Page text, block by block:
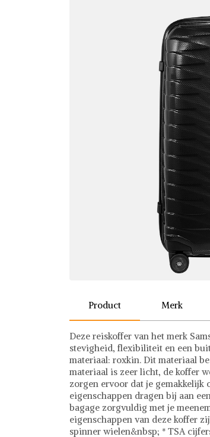
Product Merk
Deze reiskoffer van het merk
stevigheid, flexibiliteit en een
materiaal: roxkin. Dit materiaal
materiaal is zeer licht, de koffer
zorgen ervoor dat je gemakkelijk
eigenschappen dragen bij aan
bagage zorgvuldig met je
eigenschappen van deze koffer
spinner wielen&nbsp; * TSA